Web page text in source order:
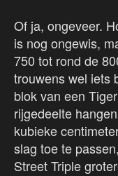
Of ja, ongeveer.
is nog ongewis,
750 tot rond de
trouwens wel iets
blok van een
rijgedeelte
kubieke
slag toe te
Street Triple